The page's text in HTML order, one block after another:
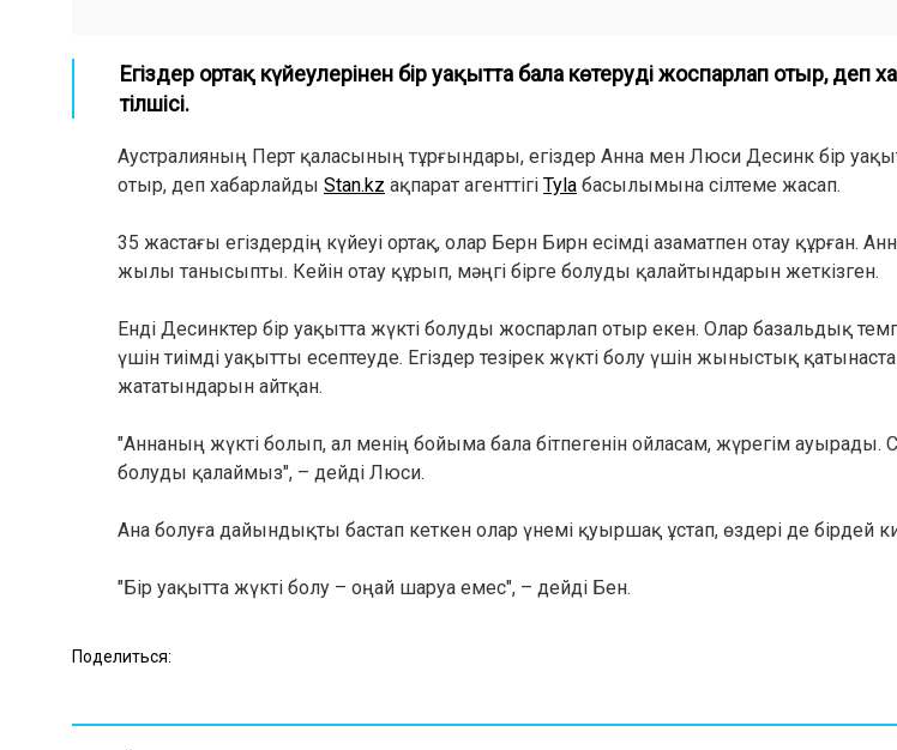
Егіздер ортақ күйеулерінен бір уақытта бала көтеруді жоспарлап отыр, деп
тілшісі.
Аустралияның Перт қаласының тұрғындары, егіздер Анна мен Люси Десинк бір
отыр, деп хабарлайды Stan.kz ақпарат агенттігі Tyla басылымына сілтеме жасап.
35 жастағы егіздердің күйеуі ортақ, олар Берн Бирн есімді азаматпен отау
жылы танысыпты. Кейін отау құрып, мәңгі бірге болуды қалайтындарын жеткізген.
Енді Десинктер бір уақытта жүкті болуды жоспарлап отыр екен. Олар базальдық
үшін тиімді уақытты есептеуде. Егіздер тезірек жүкті болу үшін жыныстық
жататындарын айтқан.
"Аннаның жүкті болып, ал менің бойыма бала бітпегенін ойласам, жүрегім ауырады.
болуды қалаймыз", – дейді Люси.
Ана болуға дайындықты бастап кеткен олар үнемі қуыршақ ұстап, өздері де бірдей
"Бір уақытта жүкті болу – оңай шаруа емес", – дейді Бен.
Поделиться: